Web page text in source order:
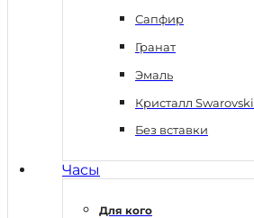
Сапфир
Гранат
Эмаль
Кристалл Swarovski
Без вставки
Часы
Для кого